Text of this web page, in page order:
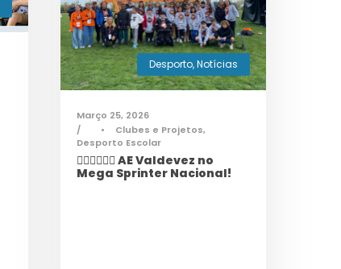
Desporto,Notícias
Março 25, 2026
•
Clubes e Projetos,
Desporto Escolar
🏃‍♀️🏃‍♂️🏃‍♀️ AE Valdevez no
Mega Sprinter Nacional!